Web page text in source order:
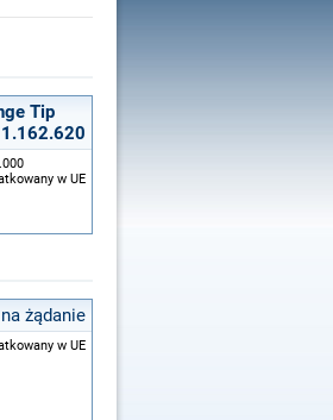
Tip
1.162.620
w UE
żądanie
w UE